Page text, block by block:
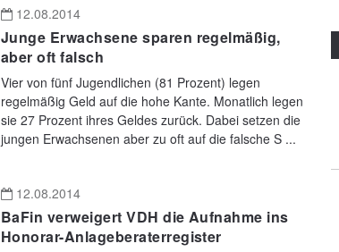
12.08.2014
Junge Erwachsene sparen regelmäßig,
aber oft falsch
Vier von fünf Jugendlichen (81 Prozent) legen
regelmäßig Geld auf die hohe Kante. Monatlich legen
sie 27 Prozent ihres Geldes zurück. Dabei setzen die
jungen Erwachsenen aber zu oft auf die falsche S ...
12.08.2014
BaFin verweigert VDH die Aufnahme ins
Honorar-Anlageberaterregister